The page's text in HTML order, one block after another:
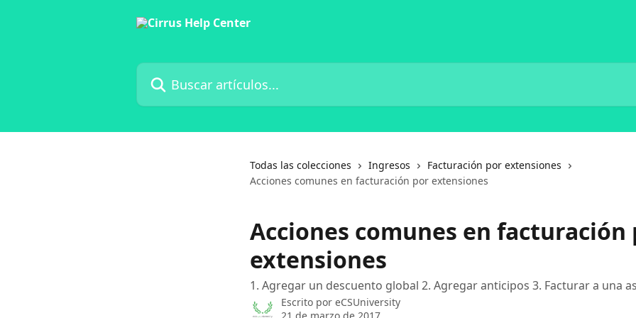
Buscar artículos...
Todas las colecciones Ingresos
Facturación por extensiones
Acciones comunes en facturación por extensiones
Acciones comunes en facturación
extensiones
1. Agregar un descuento global 2. Agregar anticipos 3. Facturar a una
Escrito por eCSUniversity